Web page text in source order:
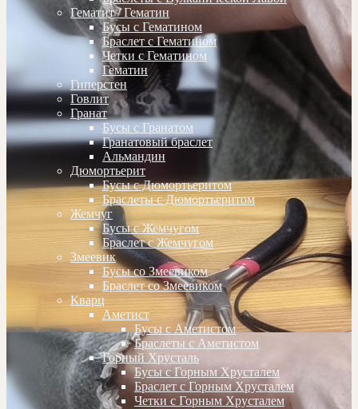
Гематит / Гематин
Бусы с Гематином
Браслет с Гематином
Четки с Гематином
Гематин
Гиперстен
Говлит
Гранат
Бусы с Гранатом
Гранатовый браслет
Альмандин
Дюмортьерит
Бусы с Дюмортьеритом
Браслеты с Дюмортьеритом
Жемчуг
Бусы с Жемчугом
Браслет с Жемчугом
Змеевик
Бусы со Змеевиком
Браслет со Змеевиком
Кварц
Аметист
Бусы с Аметистом
Браслеты с Аметистом
Горный Хрусталь
Бусы с Горным Хрусталем
Браслет с Горным Хрусталем
Четки с Горным Хрусталем